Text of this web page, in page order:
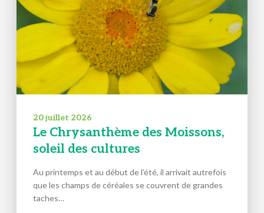
20 juillet 2026
Le Chrysanthème des Moissons,
soleil des cultures
Au printemps et au début de l’été, il arrivait autrefois
que les champs de céréales se couvrent de grandes
taches…